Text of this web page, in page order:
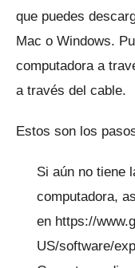
que puedes
Mac o Windows.
computadora a
a través del cable.
Estos son los
Si aún no tiene
computadora,
en https://
US/software/